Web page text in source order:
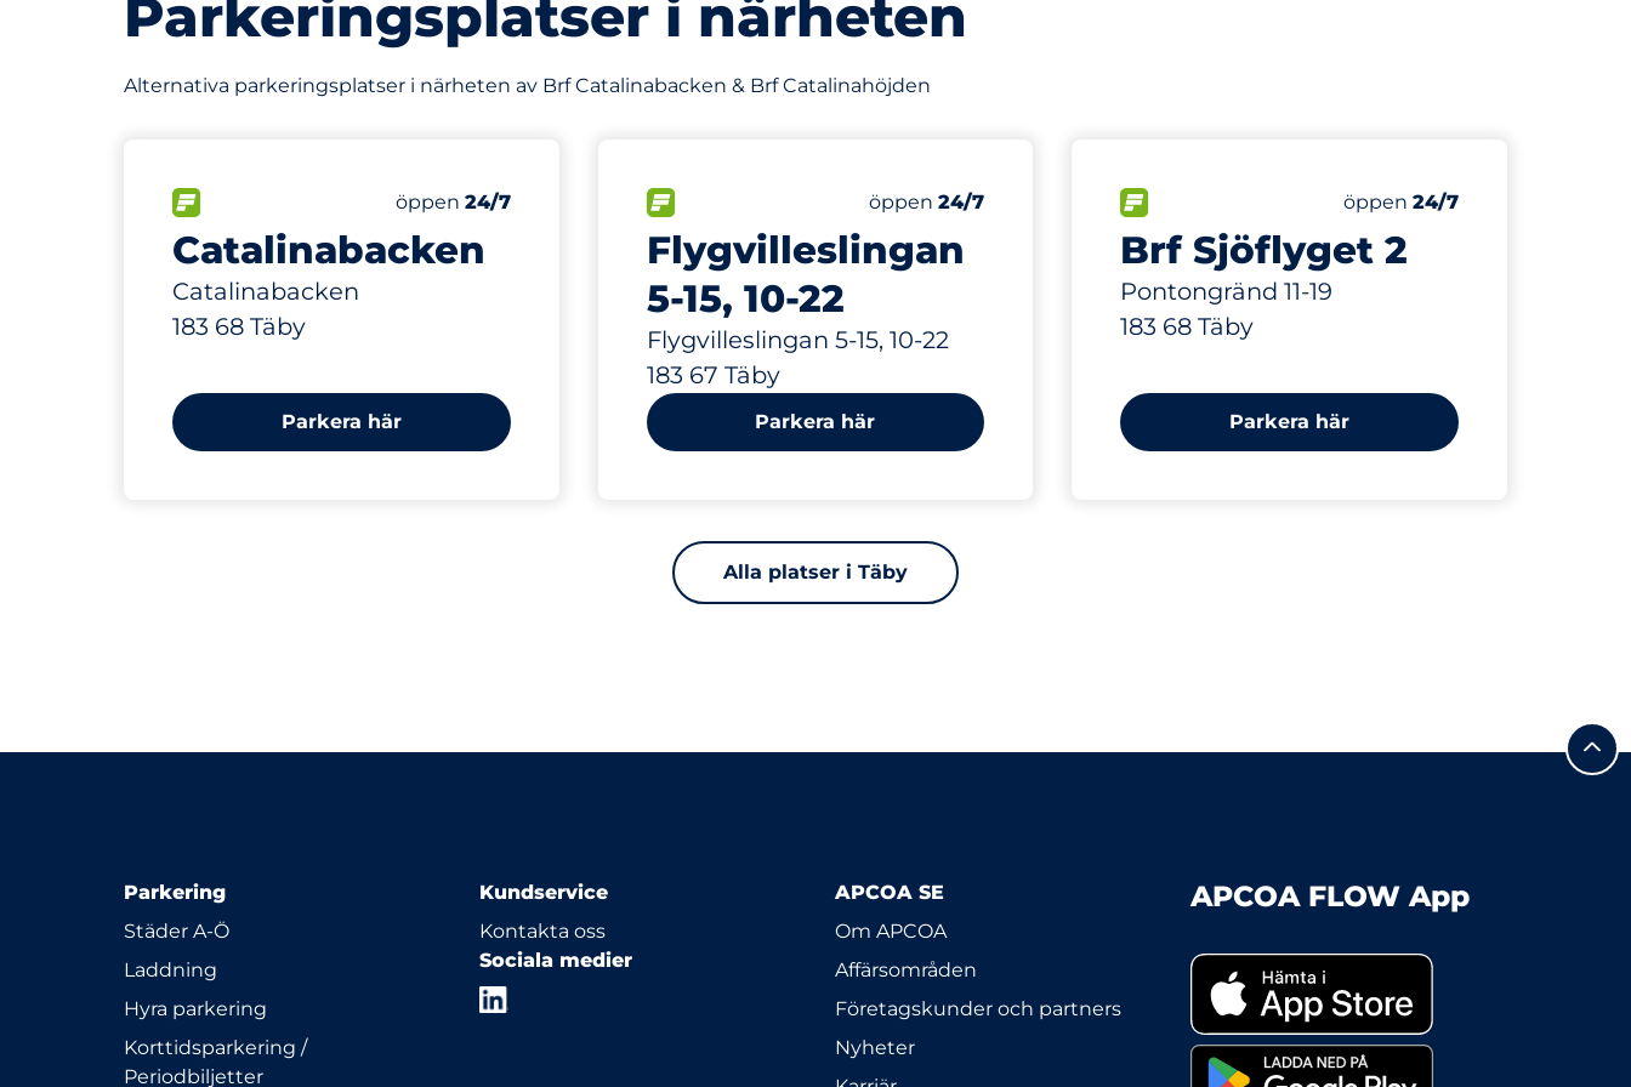
Parkeringsplatser i närheten
Alternativa parkeringsplatser i närheten av Brf Catalinabacken & Brf Catalinahöjden
Catalinabacken
Catalinabacken
183 68 Täby
Antal parkeringsplatser:
Totalt antal platser&nbsp
Torsdag&nbsp
öppen 24/7
121 m
Parkera här
Flygvilleslingan
5-15, 10-22
Flygvilleslingan 5-15, 10-22
183 67 Täby
Antal parkeringsplatser:
Totalt antal platser&nbsp
Torsdag&nbsp
öppen24/7
217 m
Parkera här
Brf Sjöflyget 2
Pontongränd 11-19
183 68 Täby
Torsdag&nbsp
öppen 24/7
354 m
Parkera här
Alla platser i Täby
Parkering
Städer A-Ö
Laddning
Hyra parkering
Korttidsparkering /
Periodbiljetter
Kundservice
Kontakta oss
Sociala medier
APCOA SE
Om APCOA
Affärsområden
Företagskunder och partners
Nyheter
APCOA FLOW App